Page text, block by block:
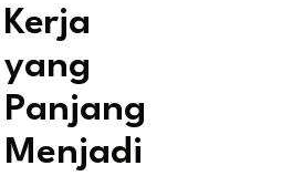
Kerja
yang
Panjang
Menjadi